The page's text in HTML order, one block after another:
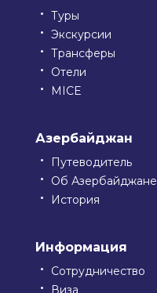
Туры
Экскурсии
Трансферы
Отели
MICE
Азербайджан
Путеводитель
Об Азербайджане
История
Информация
Сотрудничество
Виза